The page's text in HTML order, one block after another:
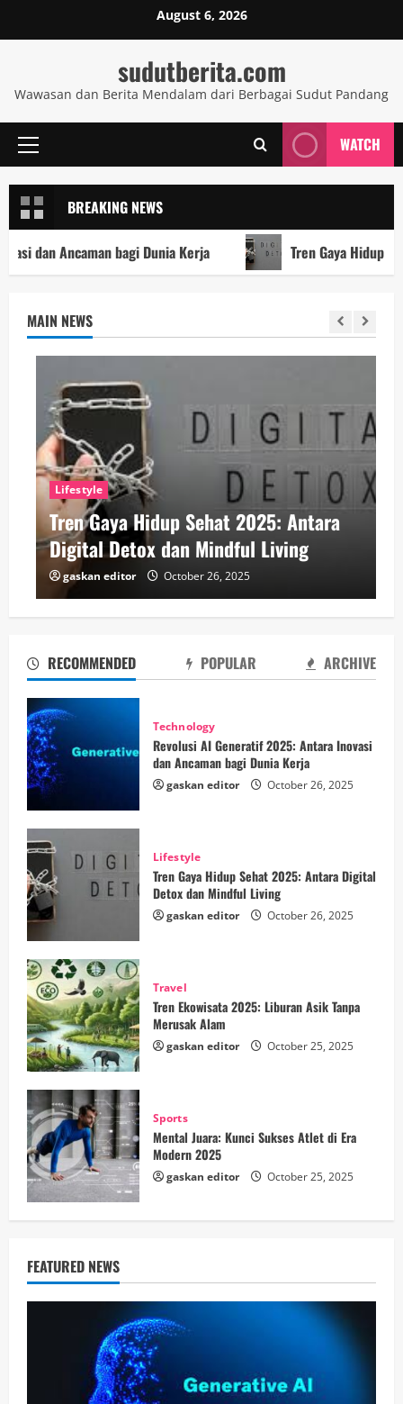
August 6, 2026
sudutberita.com
Wawasan dan Berita Mendalam dari Berbagai Sudut Pandang
Primary
WATCH
BREAKING NEWS
bagi Dunia Kerja Tren Gaya Hidup Sehat 2025:
MAIN NEWS
Lifestyle
Tren Gaya Hidup Sehat 2025: Antara
Digital Detox dan Mindful Living
gaskan editor October 26, 2025
RECOMMENDED POPULAR ARCHIVE
Technology
Revolusi AI Generatif 2025: Antara Inovasi
dan Ancaman bagi Dunia Kerja
gaskan editor October 26, 2025
Lifestyle
Tren Gaya Hidup Sehat 2025: Antara Digital
Detox dan Mindful Living
gaskan editor October 26, 2025
Travel
Tren Ekowisata 2025: Liburan Asik Tanpa
Merusak Alam
gaskan editor October 25, 2025
Sports
Mental Juara: Kunci Sukses Atlet di Era
Modern 2025
gaskan editor October 25, 2025
FEATURED NEWS